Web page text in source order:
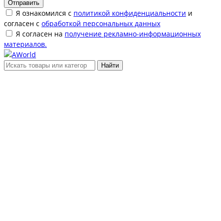
Отправить
Я ознакомился с политикой конфиденциальности и
согласен с обработкой персональных данных
Я согласен на получение рекламно-информационных
материалов.
Найти